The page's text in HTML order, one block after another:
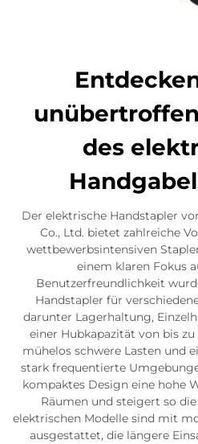
des
Der elektrische Handstapler
Co., Ltd. bietet zahlreiche
wettbewerbsintensiven
einem klaren Fokus
Benutzerfreundlichkeit
Handstapler für
darunter Lagerhaltung,
einer Hubkapazität von bis
mühelos schwere Lasten und
stark frequentierte
kompaktes Design eine hohe
Räumen und steigert so
elektrischen Modelle sind mit
ausgestattet, die längere